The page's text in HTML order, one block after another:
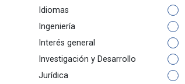
Idiomas
Ingeniería
Interés general
Investigación y Desarrollo
Jurídica